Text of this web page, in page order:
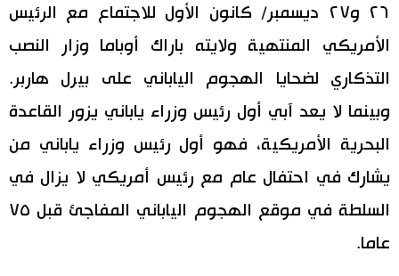
٢٦ و٢٧ ديسمبر/ كانون الأول للاجتماع مع الرئيس
الأمريكي المنتهية ولايته باراك أوباما وزار النصب
التذكاري لضحايا الهجوم الياباني على بيرل هاربر.
وبينما لا يعد آبي أول رئيس وزراء ياباني يزور القاعدة
البحرية الأمريكية، فهو أول رئيس وزراء ياباني من
يشارك في احتفال عام مع رئيس أمريكي لا يزال في
السلطة في موقع الهجوم الياباني المفاجئ قبل ٧٥
عاما.